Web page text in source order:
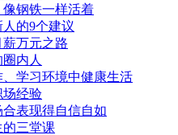
钢铁一样活着
的9个建议
万元之路
内人
学习环境中健康生活
场经验
表现得自信自如
的三堂课